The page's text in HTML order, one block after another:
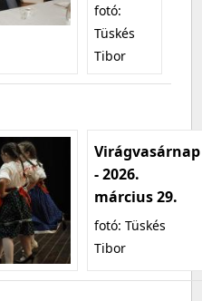
fotó:
Tüskés
Tibor
Virágvasárnap
- 2026.
március 29.
fotó: Tüskés
Tibor